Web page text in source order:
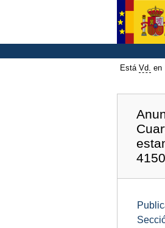
Está Vd. en